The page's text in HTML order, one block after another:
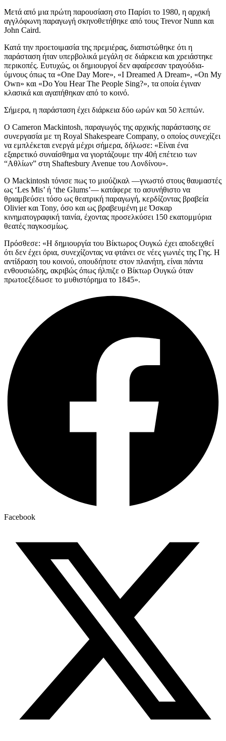
Μετά από μια πρώτη παρουσίαση στο Παρίσι το 1980, η αρχική
αγγλόφωνη παραγωγή σκηνοθετήθηκε από τους Trevor Nunn και
John Caird.
Κατά την προετοιμασία της πρεμιέρας, διαπιστώθηκε ότι η
παράσταση ήταν υπερβολικά μεγάλη σε διάρκεια και χρειάστηκε
περικοπές. Ευτυχώς, οι δημιουργοί δεν αφαίρεσαν τραγούδια-
ύμνους όπως τα «One Day More», «I Dreamed A Dream», «On My
Own» και «Do You Hear The People Sing?», τα οποία έγιναν
κλασικά και αγαπήθηκαν από το κοινό.
Σήμερα, η παράσταση έχει διάρκεια δύο ωρών και 50 λεπτών.
Ο Cameron Mackintosh, παραγωγός της αρχικής παράστασης σε
συνεργασία με τη Royal Shakespeare Company, ο οποίος συνεχίζει
να εμπλέκεται ενεργά μέχρι σήμερα, δήλωσε: «Είναι ένα
εξαιρετικό συναίσθημα να γιορτάζουμε την 40ή επέτειο των
“Αθλίων” στη Shaftesbury Avenue του Λονδίνου».
Ο Mackintosh τόνισε πως το μιούζικαλ —γνωστό στους θαυμαστές
ως ‘Les Mis’ ή ‘the Glums’— κατάφερε το ασυνήθιστο να
θριαμβεύσει τόσο ως θεατρική παραγωγή, κερδίζοντας βραβεία
Olivier και Tony, όσο και ως βραβευμένη με Όσκαρ
κινηματογραφική ταινία, έχοντας προσελκύσει 150 εκατομμύρια
θεατές παγκοσμίως.
Πρόσθεσε: «Η δημιουργία του Βίκτωρος Ουγκώ έχει αποδειχθεί
ότι δεν έχει όρια, συνεχίζοντας να φτάνει σε νέες γωνιές της Γης. Η
αντίδραση του κοινού, οπουδήποτε στον πλανήτη, είναι πάντα
ενθουσιώδης, ακριβώς όπως ήλπιζε ο Βίκτωρ Ουγκώ όταν
πρωτοεξέδωσε το μυθιστόρημα το 1845».
Facebook